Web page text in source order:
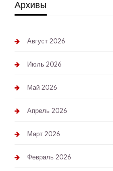
Архивы
Август 2026
Июль 2026
Май 2026
Апрель 2026
Март 2026
Февраль 2026